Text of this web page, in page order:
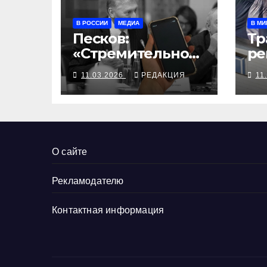
В РОССИИ МЕДИА
Песков:
«Стремительно
теряем, нужно
придумать»
11.03.2026 РЕДАКЦИЯ
В
О сайте
Рекламодателю
Контактная информация